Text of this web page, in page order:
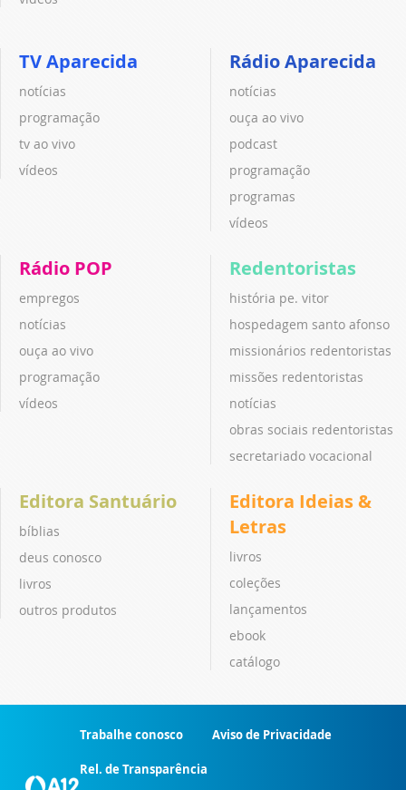
TV Aparecida
notícias
programação
tv ao vivo
vídeos
Rádio Aparecida
notícias
ouça ao vivo
podcast
programação
programas
vídeos
Rádio POP
empregos
notícias
ouça ao vivo
programação
vídeos
Redentoristas
história pe. vitor
hospedagem santo afonso
missionários redentoristas
missões redentoristas
notícias
obras sociais redentoristas
secretariado vocacional
Editora Santuário
bíblias
deus conosco
livros
outros produtos
Editora Ideias &
Letras
livros
coleções
lançamentos
ebook
catálogo
Trabalhe conosco Aviso de Privacidade
Rel. de Transparência